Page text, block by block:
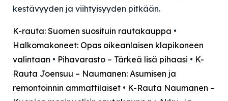
kestävyyden ja viihtyisyyden pitkään.
K-rauta: Suomen suosituin rautakauppa •
Halkomakoneet: Opas oikeanlaisen klapikoneen
valintaan • Pihavarasto – Tärkeä lisä pihaasi • K-
Rauta Joensuu – Naumanen: Asumisen ja
remontoinnin ammattilaiset • K-Rauta Naumanen –